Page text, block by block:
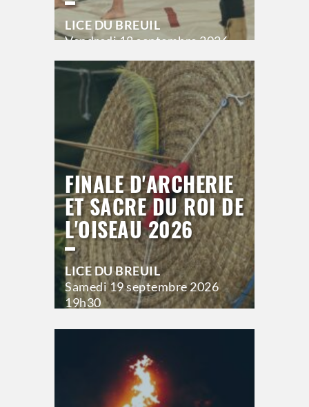
LICE DU BREUIL
Vendredi18 septembre 2026
Hors saison
FINALE D'ARCHERIE
ET SACRE DU ROI DE
L'OISEAU 2026
LICE DU BREUIL
Samedi19 septembre 2026
19h30
>Hors saison